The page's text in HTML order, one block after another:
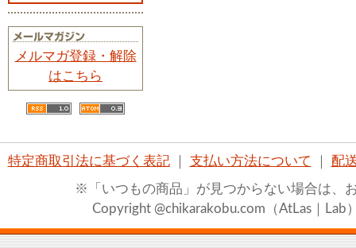
メルマガ登録・解除
はこちら
特定商取引法に基づく表記｜ 支払い方法について 配
※「いつもの商品」が見つからない場合は、
Copyright @chikarakobu.com（AtLas｜